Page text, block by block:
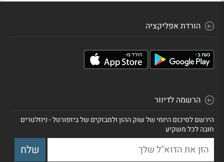
הורדת אפליקציה
הרשמה לדיוור
הירשם לסיכום היומי של שוק ההון ולמבזקים של ביזפורטל - ניוזלטרים
חובה לכל משקיע